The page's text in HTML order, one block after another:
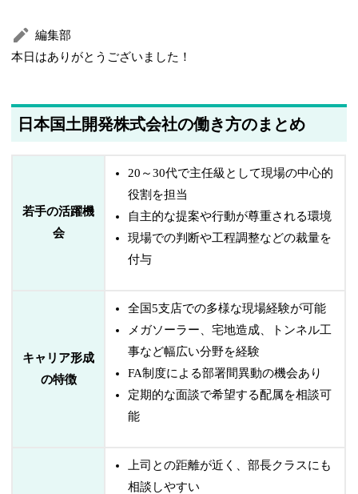
編集部
本日はありがとうございました！
日本国土開発株式会社の働き方のまとめ
若手の活躍機
会
20～30代で主任級として現場の中心的
役割を担当
自主的な提案や行動が尊重される環境
現場での判断や工程調整などの裁量を
付与
キャリア形成
の特徴
全国5支店での多様な現場経験が可能
メガソーラー、宅地造成、トンネル工
事など幅広い分野を経験
FA制度による部署間異動の機会あり
定期的な面談で希望する配属を相談可
能
上司との距離が近く、部長クラスにも
相談しやすい